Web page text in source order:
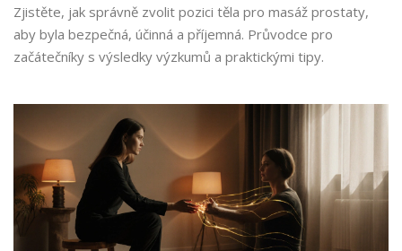
techniku
Zjistěte, jak správně zvolit pozici těla pro masáž prostaty,
aby byla bezpečná, účinná a příjemná. Průvodce pro
začátečníky s výsledky výzkumů a praktickými tipy.